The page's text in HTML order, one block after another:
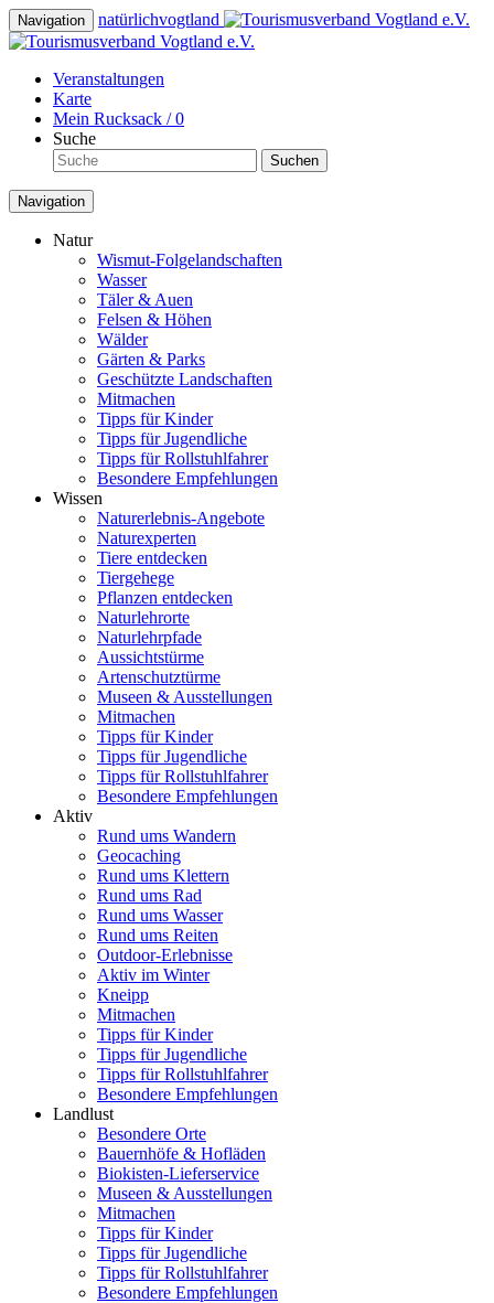
Navigation natürlichvogtland
Veranstaltungen
Karte
Mein Rucksack /0
Suche
Suchen
Navigation
Natur
Wismut-Folgelandschaften
Wasser
Täler & Auen
Felsen & Höhen
Wälder
Gärten & Parks
Geschützte Landschaften
Mitmachen
Tipps für Kinder
Tipps für Jugendliche
Tipps für Rollstuhlfahrer
Besondere Empfehlungen
Wissen
Naturerlebnis-Angebote
Naturexperten
Tiere entdecken
Tiergehege
Pflanzen entdecken
Naturlehrorte
Naturlehrpfade
Aussichtstürme
Artenschutztürme
Museen & Ausstellungen
Mitmachen
Tipps für Kinder
Tipps für Jugendliche
Tipps für Rollstuhlfahrer
Besondere Empfehlungen
Aktiv
Rund ums Wandern
Geocaching
Rund ums Klettern
Rund ums Rad
Rund ums Wasser
Rund ums Reiten
Outdoor-Erlebnisse
Aktiv im Winter
Kneipp
Mitmachen
Tipps für Kinder
Tipps für Jugendliche
Tipps für Rollstuhlfahrer
Besondere Empfehlungen
Landlust
Besondere Orte
Bauernhöfe & Hofläden
Biokisten-Lieferservice
Museen & Ausstellungen
Mitmachen
Tipps für Kinder
Tipps für Jugendliche
Tipps für Rollstuhlfahrer
Besondere Empfehlungen